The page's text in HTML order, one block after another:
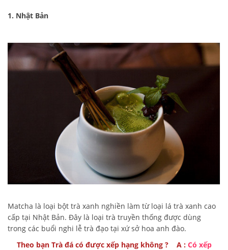
1. Nhật Bản
Matcha là loại bột trà xanh nghiền làm từ loại lá trà xanh cao
cấp tại Nhật Bản. Đây là loại trà truyền thống được dùng
trong các buổi nghi lễ trà đạo tại xứ sở hoa anh đào.
Theo bạn Trà đá có được xếp hạng không ? A : Có xếp